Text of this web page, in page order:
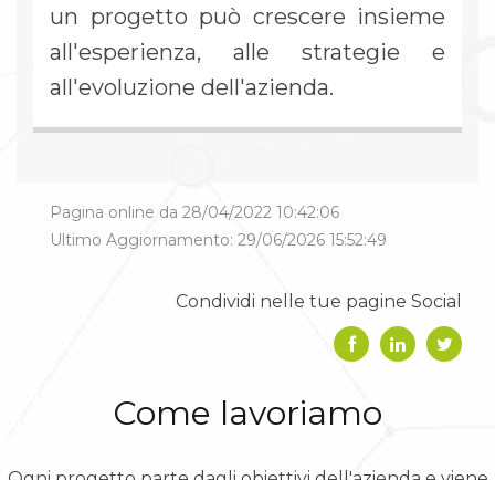
un progetto può crescere insieme
all'esperienza, alle strategie e
all'evoluzione dell'azienda.
Pagina online da 28/04/2022 10:42:06
Ultimo Aggiornamento: 29/06/2026 15:52:49
Condividi nelle tue pagine Social
Come lavoriamo